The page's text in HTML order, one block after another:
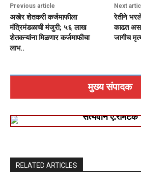
Previous article
अखेर शेतकरी कर्जमाफीला
मंत्रिमंडळाची मंजुरी; ५६ लाख
शेतकऱ्यांना मिळणार कर्जमाफीचा
लाभ..
Next
रेतीने
काढत
जागीच
मुख्य संपादक
सत्यवान ए.रामटेके
RELATED ARTICLES